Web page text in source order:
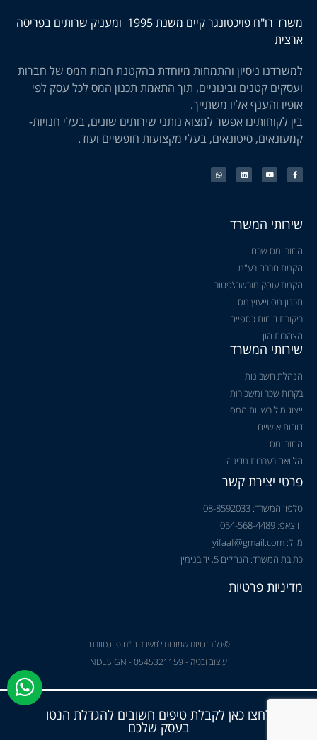
משרד רו"ח פויכטונגר קיים משנת 1995 ומעניק שרותים בפריסה
ארצית
למשרדנו ניסיון והתמחות מיוחדת בהקטנת חבות המס של חברות
ועסקים קטנים ובינוניים, תוך התאמת תכנון המס לכל עסק לפי
אופיו והענף אליו משתייך.
בין לקוחותינו אפשר למצוא נותני שירותים שונים, בעלי חנויות-
קמעונאים, סיטונאים, בעלי מקצועות חופשיים ועוד.
שירותי המשרד
החזרי מס שבח
הקמת חברה בע"מ
הקמת עוסק מורשה\פטור
תכנון מס וייעוץ מס
ביקורת דוחות כספיים
הצהרות הון
שירותי המשרד
הנהלת חשבונות
בקרות שכר ומשכורות
ייצוג מול רשויות המס
דוחות אישיים
החזרי מס
הלוואה בערבות מדינה
פרטי יצירת קשר
טלפון המשרד: 08-8592033
ווצאפ: 054-568-4489
מייל: yifaaf@gmail.com
כתובת המשרד: הנחלים 5, יד בנימין
מדיניות פרטיות
©כל הזכויות שמורות למשרד רו"ח פויכטוונגר
עיצוב ובניה - NDESIGN - 0545321159
לחצו כאן לקבלת טיפים חשובים להגדלת הנטו
בעסק שלכם